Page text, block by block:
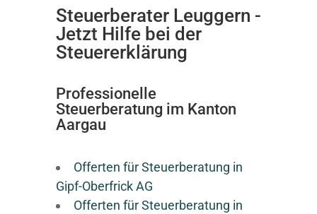
Steuerberater Leuggern -
Jetzt Hilfe bei der
Steuererklärung
Professionelle
Steuerberatung im Kanton
Aargau
Offerten für Steuerberatung in
Gipf-Oberfrick AG
Offerten für Steuerberatung in